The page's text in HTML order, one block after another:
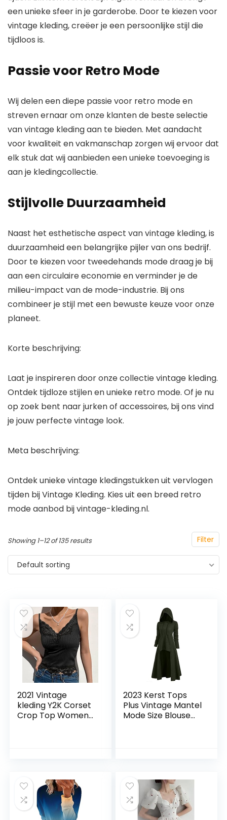
een unieke sfeer in je garderobe. Door te kiezen voor
vintage kleding, creëer je een persoonlijke stijl die
tijdloos is.
Passie voor Retro Mode
Wij delen een diepe passie voor retro mode en
streven ernaar om onze klanten de beste selectie
van vintage kleding aan te bieden. Met aandacht
voor kwaliteit en vakmanschap zorgen wij ervoor dat
elk stuk dat wij aanbieden een unieke toevoeging is
aan je kledingcollectie.
Stijlvolle Duurzaamheid
Naast het esthetische aspect van vintage kleding, is
duurzaamheid een belangrijke pijler van ons bedrijf.
Door te kiezen voor tweedehands mode draag je bij
aan een circulaire economie en verminder je de
milieu-impact van de mode-industrie. Bij ons
combineer je stijl met een bewuste keuze voor onze
planeet.
Korte beschrijving:
Laat je inspireren door onze collectie vintage kleding.
Ontdek tijdloze stijlen en unieke retro mode. Of je nu
op zoek bent naar jurken of accessoires, bij ons vind
je jouw perfecte vintage look.
Meta beschrijving:
Ontdek unieke vintage kledingstukken uit vervlogen
tijden bij Vintage Kleding. Kies uit een breed retro
mode aanbod bij vintage-kleding.nl.
Filter
Showing 1–12 of 135 results
Default sorting
2021 Vintage
kleding Y2K Corset
Crop Top Women
2023 Kerst Tops
Plus Vintage Mantel
Mode Size Blouse